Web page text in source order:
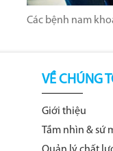
Các bệnh nam
VỀ CHÚNG
Giới thiệu
Tầm nhìn & sứ